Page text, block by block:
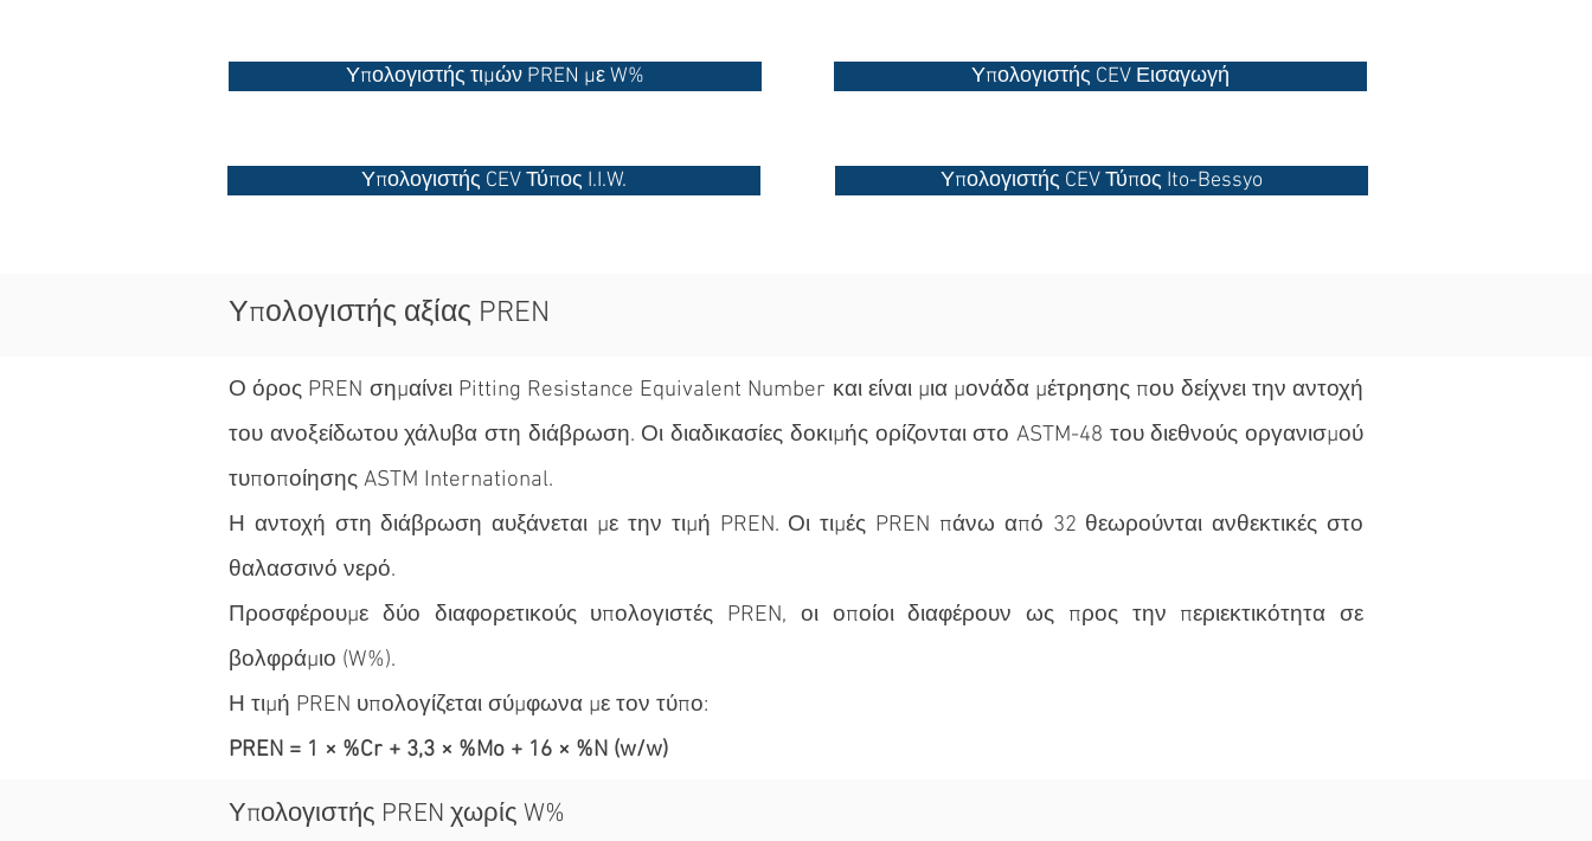
Υπολογιστής τιμών PREN με W%
Υπολογιστής CEV Τύπος I.I.W.
Υπολογιστής CEV Εισαγωγή
Υπολογιστής CEV Τύπος Ito-Bessyo
Υπολογιστής αξίας PREN
Ο όρος PREN σημαίνει Pitting Resistance Equivalent Number και είναι μια μονάδα μέτρησης που δείχνει την αντοχή
του ανοξείδωτου χάλυβα στη διάβρωση. Οι διαδικασίες δοκιμής ορίζονται στο ASTM-48 του διεθνούς οργανισμού
τυποποίησης ASTM International.
Η αντοχή στη διάβρωση αυξάνεται με την τιμή PREN. Οι τιμές PREN πάνω από 32 θεωρούνται ανθεκτικές στο
θαλασσινό νερό.
Προσφέρουμε δύο διαφορετικούς υπολογιστές PREN, οι οποίοι διαφέρουν ως προς την περιεκτικότητα σε
βολφράμιο (W%).
Η τιμή PREN υπολογίζεται σύμφωνα με τον τύπο:
PREN = 1 × %Cr + 3,3 × %Mo + 16 × %N (w/w)
Υπολογιστής PREN χωρίς W%